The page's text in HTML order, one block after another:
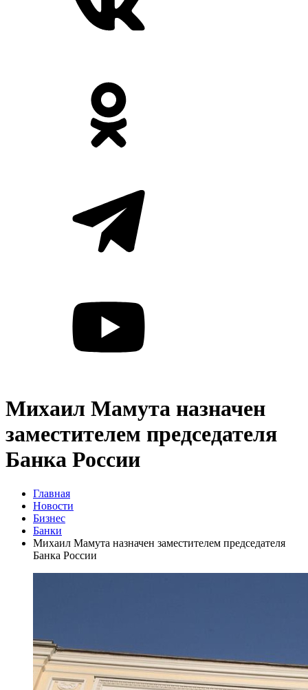
Михаил Мамута назначен
заместителем председателя
Банка России
Главная
Новости
Бизнес
Банки
Михаил Мамута назначен заместителем председателя
Банка России